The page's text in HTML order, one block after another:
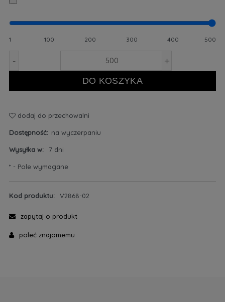
1 100 200 300 400 500
- +
DO KOSZYKA
dodaj do przechowalni
Dostępność: na wyczerpaniu
Wysyłka w: 7 dni
* - Pole wymagane
Kod produktu: V2868-02
zapytaj o produkt
poleć znajomemu